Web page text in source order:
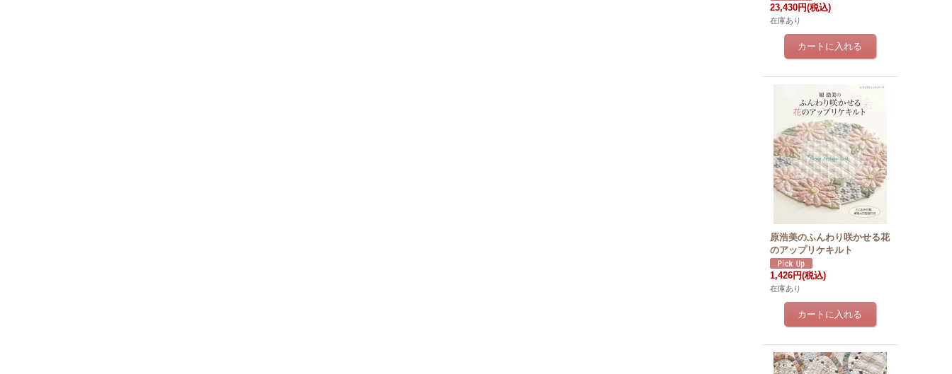
23,430円(税込)
在庫あり
原浩美のふんわり咲かせる花
のアップリケキルト
1,426円(税込)
在庫あり